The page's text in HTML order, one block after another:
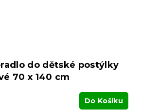
do dětské postýlky
70 x 140 cm
Do Košíku